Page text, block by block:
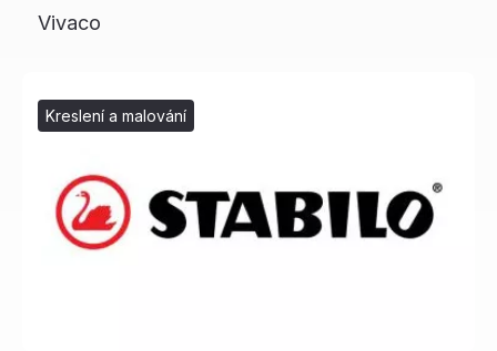
Vivaco
Kreslení a malování